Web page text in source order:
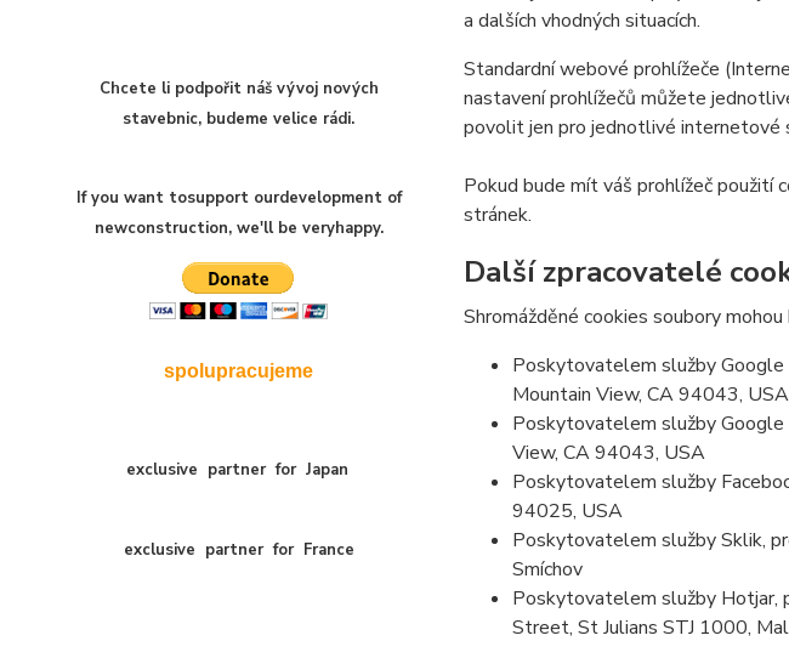
Chcete li podpořit náš vývoj nových
stavebnic, budeme velice rádi.
If you want tosupport ourdevelopment of
newconstruction, we'll be veryhappy.
spolupracujeme
exclusive partner for Japan
exclusive partner for France
a dalších vhodných situacích.
Standardní webové prohlížeče
nastavení prohlížečů můžete
povolit jen pro jednotlivé internetové
Pokud bude mít váš prohlížeč použití
stránek.
Další zpracovatelé
Shromážděné cookies soubory
Poskytovatelem služby
Mountain View, CA 94043, USA
Poskytovatelem služby
View, CA 94043, USA
Poskytovatelem služby
94025, USA
Poskytovatelem služby Sklik,
Smíchov
Poskytovatelem služby Hotjar,
Street, St Julians STJ 1000,